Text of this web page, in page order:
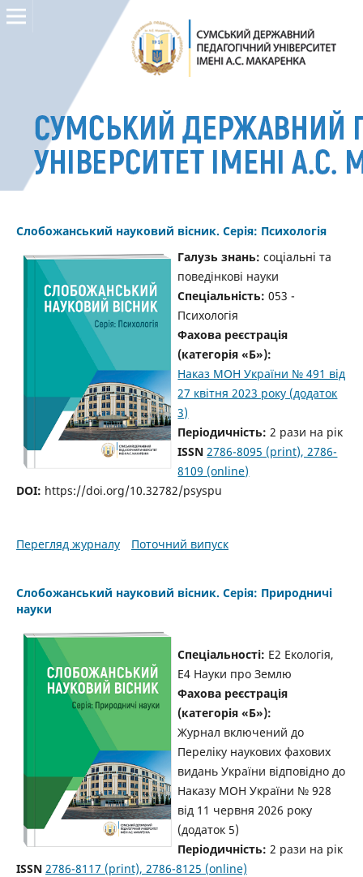
Слобожанський науковий вісник. Серія: Психологія
Галузь знань:соціальні та
поведінкові науки
Спеціальність:053 -
Психологія
Фахова реєстрація
(категорія «Б»):
Наказ МОН України № 491 від
27 квітня 2023 року (додаток
3)
Періодичність: 2 рази на рік
ISSN 2786-8095 (print), 2786-
8109 (online)
DOI: https://doi.org/10.32782/psyspu
Перегляд журналу Поточний випуск
Слобожанський науковий вісник. Серія: Природничі
науки
Спеціальності: E2 Екологія,
E4 Науки про Землю
Фахова реєстрація
(категорія «Б»):
Журнал включений до
Переліку наукових фахових
видань України відповідно до
Наказу МОН України № 928
від 11 червня 2026 року
(додаток 5)
Періодичність: 2 рази на рік
ISSN 2786-8117 (print), 2786-8125 (online)